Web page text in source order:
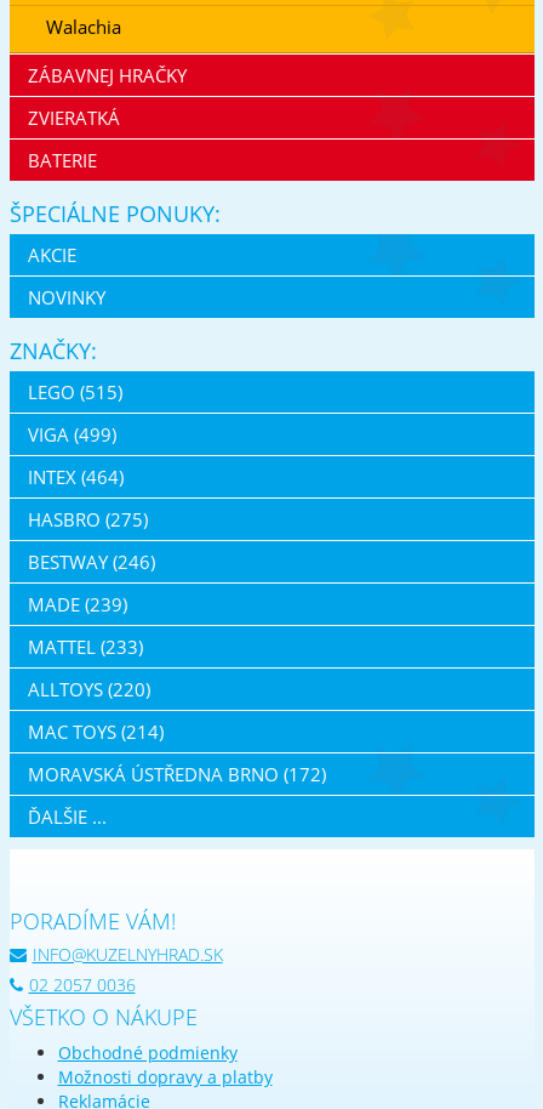
Walachia
ZÁBAVNEJ HRAČKY
ZVIERATKÁ
BATERIE
ŠPECIÁLNE PONUKY:
AKCIE
NOVINKY
ZNAČKY:
LEGO (515)
VIGA (499)
INTEX (464)
HASBRO (275)
BESTWAY (246)
MADE (239)
MATTEL (233)
ALLTOYS (220)
MAC TOYS (214)
MORAVSKÁ ÚSTŘEDNA BRNO (172)
ĎALŠIE ...
PORADÍME VÁM!
INFO@KUZELNYHRAD.SK
02 2057 0036
VŠETKO O NÁKUPE
Obchodné podmienky
Možnosti dopravy a platby
Reklamácie